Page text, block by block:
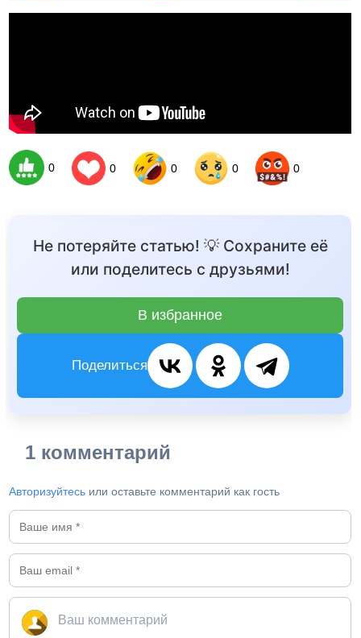
0 0 0 0 0
Не потеряйте статью! 💡 Сохраните её
или поделитесь с друзьями!
В избранное
Поделиться
1 комментарий
Авторизуйтесь или оставьте комментарий как гость